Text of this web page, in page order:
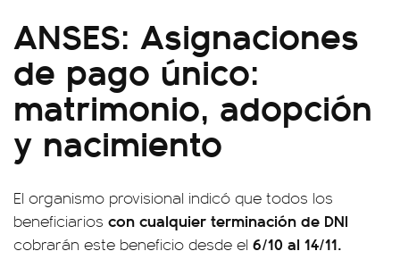
ANSES: Asignaciones
de pago único:
matrimonio, adopción
y nacimiento
El organismo provisional indicó que todos los
beneficiarios con cualquier terminación de DNI
cobrarán este beneficio desde el 6/10 al 14/11.